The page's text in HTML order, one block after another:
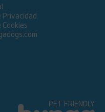
Privacidad
PET FRIENDLY